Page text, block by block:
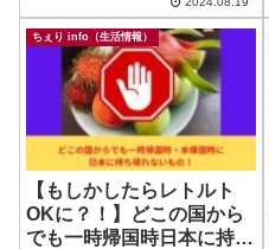
ちぇり info（生活情報）
【もしかしたらレトルト
OKに？！】どこの国から
でも一時帰国時日本に持ち